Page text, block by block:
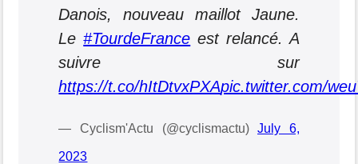
Danois, nouveau maillot Jaune.
Le#TourdeFrance est relancé. A
suivre sur
https://t.co/hItDtvxPXApic.twitter.com/
— Cyclism'Actu (@cyclismactu)July 6,
2023